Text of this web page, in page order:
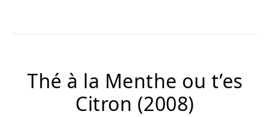
Thé à la Menthe ou t’es
Citron (2008)